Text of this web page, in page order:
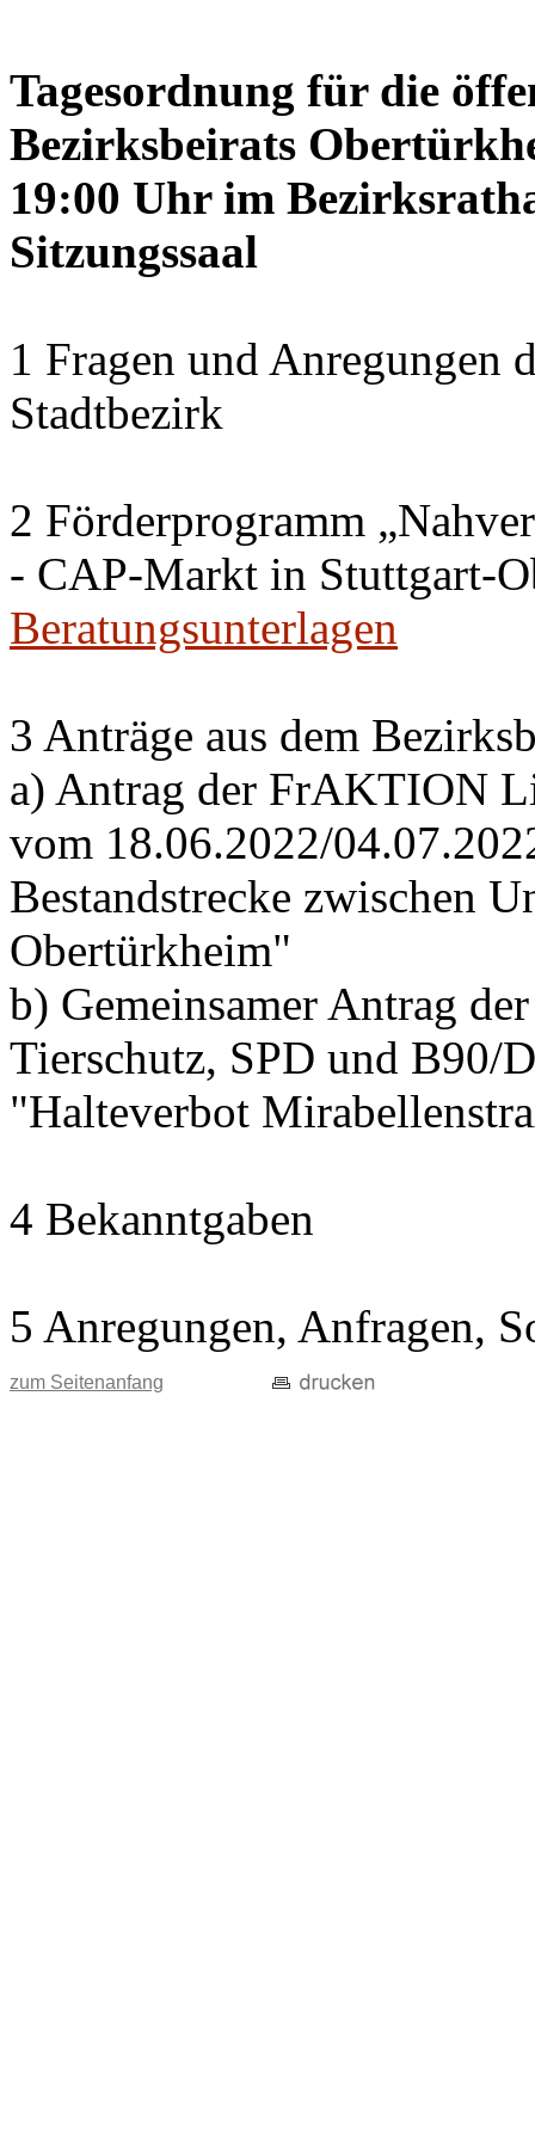
Tagesordnung für die
Bezirksbeirats
19:00 Uhr im
Sitzungssaal
1 Fragen und Anregungen
Stadtbezirk
2 Förderprogramm
- CAP-Markt in Stuttgart-
Beratungsunterlagen
3 Anträge aus dem
a) Antrag der FrAKTION
vom 18.06.2022/
Bestandstrecke zwischen
Obertürkheim"
b) Gemeinsamer Antrag
Tierschutz, SPD und B90/
"Halteverbot
4 Bekanntgaben
5 Anregungen, Anfragen,
zum Seitenanfang